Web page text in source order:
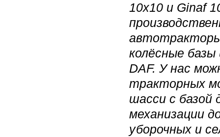
10x10 и Ginaf
автотракторы
колёсные
DAF. У нас
тракторных
шасси с базой
механизации
уборочных и